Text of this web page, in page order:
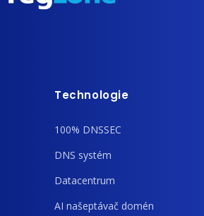
Technologie
100% DNSSEC
DNS systém
Datacentrum
AI našeptávač domén